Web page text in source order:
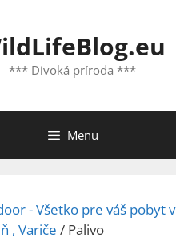
*** Divoká príroda ***
Menu
- Všetko pre váš pobyt v
, Variče / Palivo